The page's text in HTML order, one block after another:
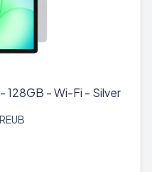
- 128GB - Wi-Fi - Silver